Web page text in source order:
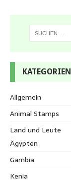
KATEGORIEN
Allgemein
Animal Stamps
Land und Leute
Ägypten
Gambia
Kenia